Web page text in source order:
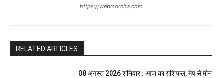
https://webmorcha.com
RELATED ARTICLES
08 अगस्त 2026 शनिवार : आज का राशिफल, मेष से मीन